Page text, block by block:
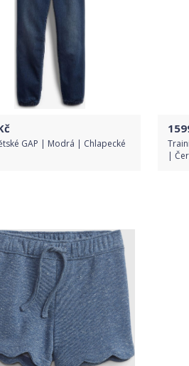
GAP | Modrá | Chlapecké
Detail produktu
|